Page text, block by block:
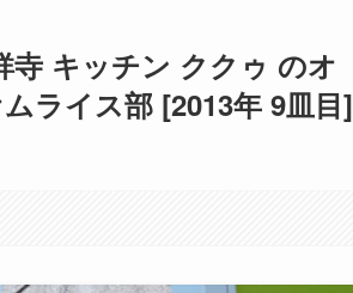
寺 キッチン ククゥ のオ
ライス部 [2013年 9皿目]